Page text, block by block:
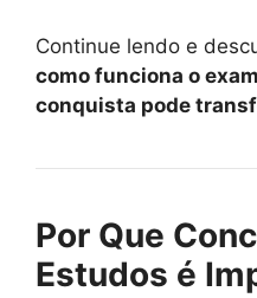
Continue lendo e
como funciona o
conquista pode
Por Que
Estudos é